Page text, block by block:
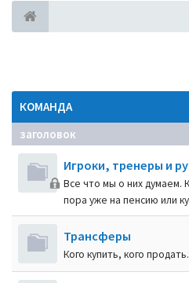
КОМАНДА
заголовок
Игроки, тренеры и
Все что мы о них думаем.
пора уже на пенсию или
Трансферы
Кого купить, кого